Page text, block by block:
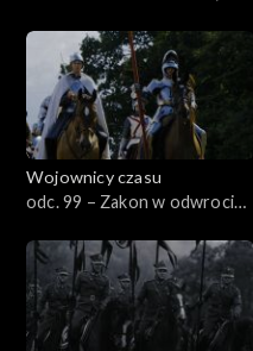
Wojownicy czasu
odc. 99 – Zakon w odwrocie,